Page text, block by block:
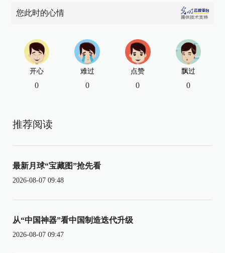
您此时的心情
开心
0
难过
0
点赞
0
飘过
0
推荐阅读
最新月球“宝藏图”抢先看
2026-08-07 09:48
从“中国神器”看中国制造迭代升级
2026-08-07 09:47